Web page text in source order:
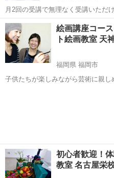
月2回の受講で無理なく受講いただ
デッサンと水彩を順を追って学べ
識と技術を身に付けられます。 自
初心者の方でも安心して絵画を楽し
福岡 福岡市 その他
絵画講座コー
ト絵画教室 天
福岡県 福岡市
子供たちが楽しみながら芸術に親
初心者歓迎！
教室 名古屋栄校